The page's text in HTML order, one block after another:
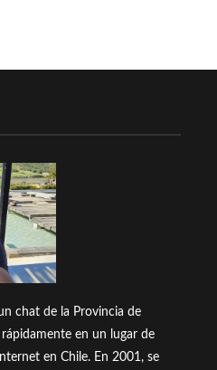
chat de la Provincia de
en un lugar de
en Chile. En 2001, se